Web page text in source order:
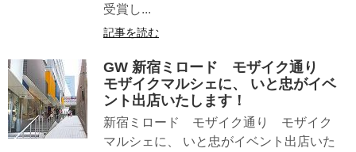
受賞し...
記事を読む
GW 新宿ミロード モザイク通り
モザイクマルシェに、 いと忠がイベ
ント出店いたします！
新宿ミロード モザイク通り モザイク
マルシェに、 いと忠がイベント出店いた